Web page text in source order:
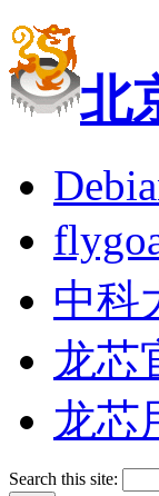
北
中科
龙芯
龙芯
Search this site: